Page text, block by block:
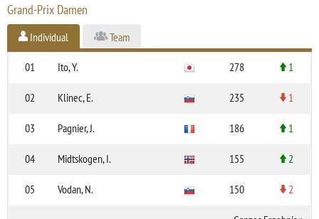
Grand-Prix Damen
Individual Team
01 Ito, Y. 278 1
02 Klinec, E. 235 1
03 Pagnier, J. 186 1
04 Midtskogen, I. 155 2
05 Vodan, N. 150 2